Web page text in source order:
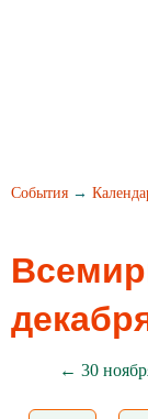
События →
← 30